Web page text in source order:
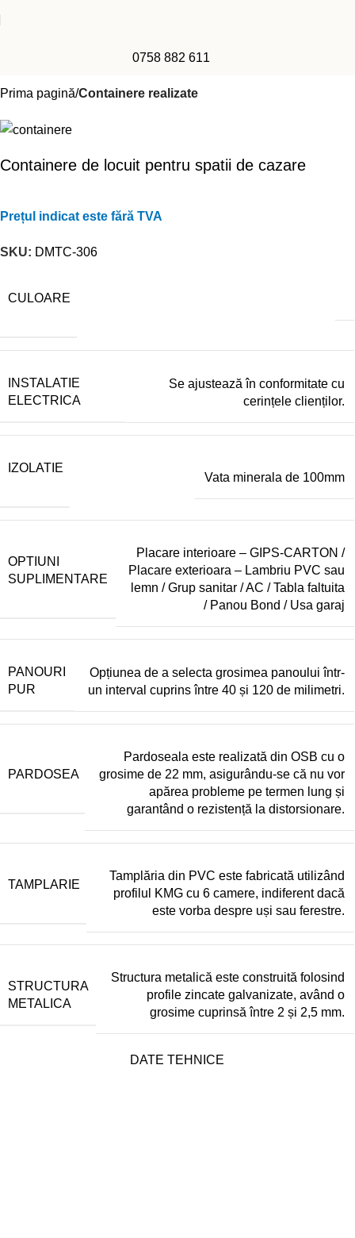
0758 882 611
Prima pagină Containere realizate
Containere de locuit pentru spatii de cazare
Prețul indicat este fără TVA
SKU: DMTC-306
CULOARE
INSTALATIE
ELECTRICA
Se ajustează în conformitate cu
cerințele clienților.
IZOLATIE
Vata minerala de 100mm
OPTIUNI
SUPLIMENTARE
Placare interioare – GIPS-CARTON /
Placare exterioara – Lambriu PVC sau
lemn / Grup sanitar / AC / Tabla faltuita
/ Panou Bond / Usa garaj
PANOURI
PUR
Opțiunea de a selecta grosimea panoului într-
un interval cuprins între 40 și 120 de milimetri.
PARDOSEA
Pardoseala este realizată din OSB cu o
grosime de 22 mm, asigurându-se că nu vor
apărea probleme pe termen lung și
garantând o rezistență la distorsionare.
TAMPLARIE
Tamplăria din PVC este fabricată utilizând
profilul KMG cu 6 camere, indiferent dacă
este vorba despre uși sau ferestre.
STRUCTURA
METALICA
Structura metalică este construită folosind
profile zincate galvanizate, având o
grosime cuprinsă între 2 și 2,5 mm.
DATE TEHNICE